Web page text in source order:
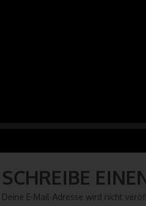
SCHREIBE
Deine E-Mail-Adresse wird nicht